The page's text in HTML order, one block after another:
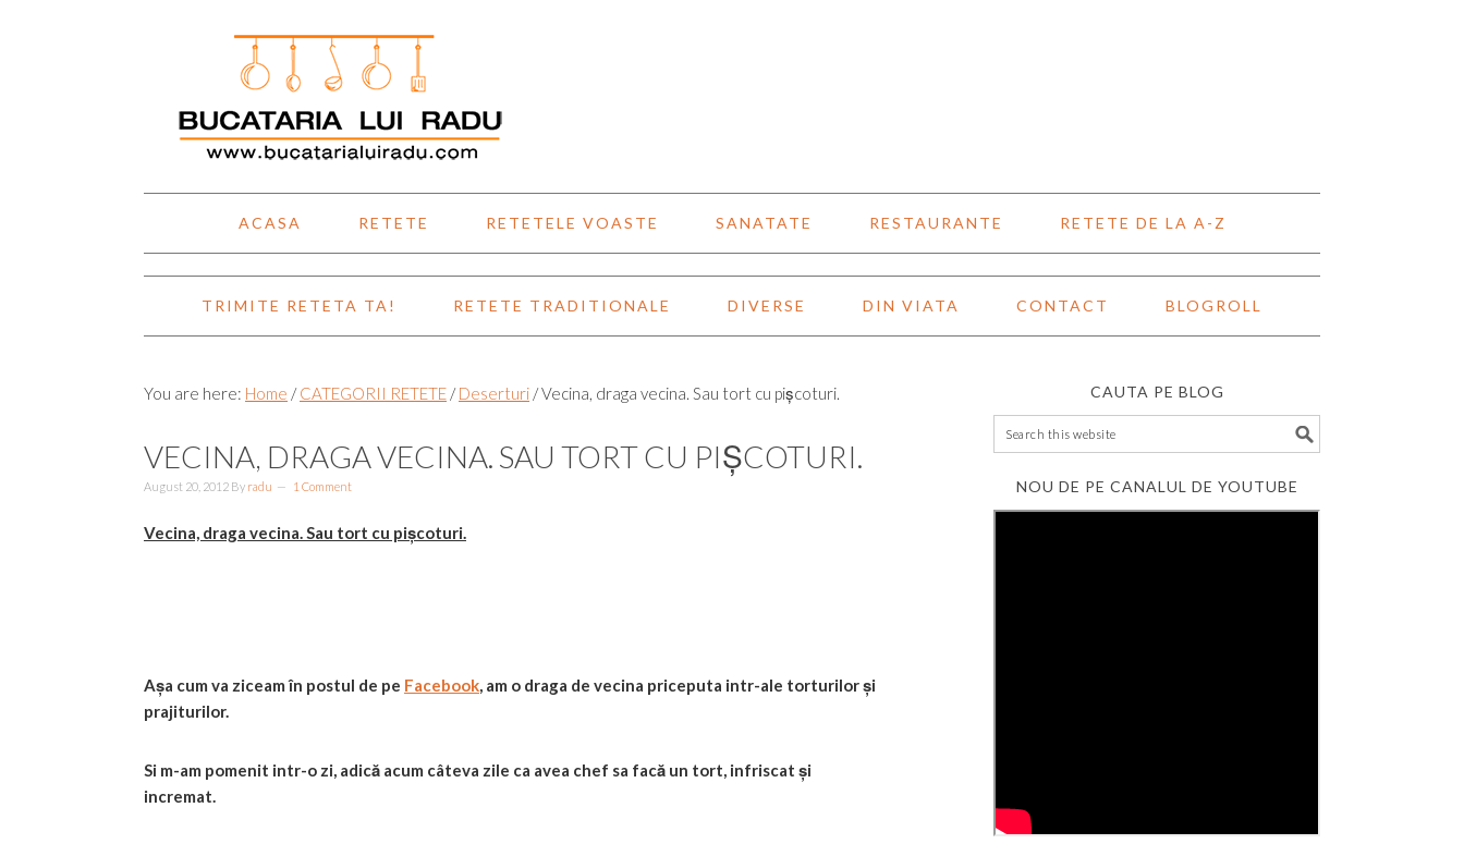
ACASA RETETE RETETELE VOASTE SANATATE RESTAURANTE RETETE DE LA A-Z
TRIMITE RETETA TA! RETETE TRADITIONALE DIVERSE DIN VIATA CONTACT BLOGROLL
You are here: Home / CATEGORII RETETE / Deserturi /Vecina, draga vecina. Sau tort cu pișcoturi.
VECINA, DRAGA VECINA. SAU TORT CU PIȘCOTURI.
August 20, 2012 By radu 1 Comment
Vecina, draga vecina. Sau tort cu pișcoturi.
Așa cum va ziceam în postul de pe Facebook, am o draga de vecina priceputa intr-ale torturilor și
prajiturilor.
Si m-am pomenit intr-o zi, adică acum câteva zile ca avea chef sa facă un tort, infriscat și
incremat.
CAUTA PE BLOG
NOU DE PE CANALUL DE YOUTUBE